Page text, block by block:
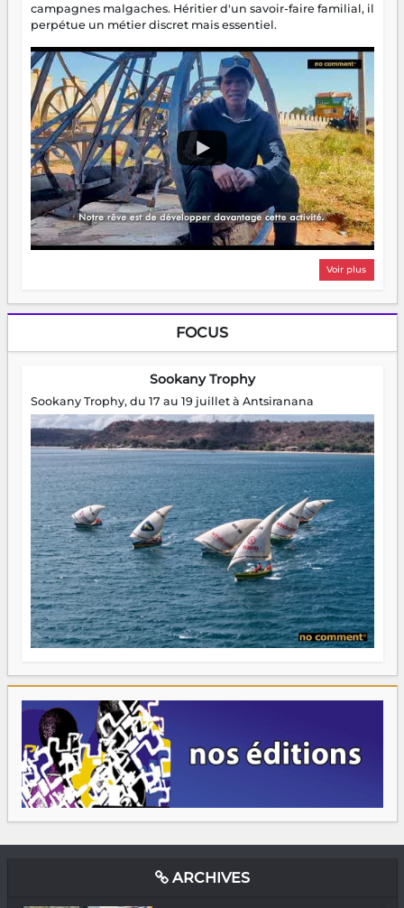
campagnes malgaches. Héritier d'un savoir-faire familial, il
perpétue un métier discret mais essentiel.
Voir plus
FOCUS
Sookany Trophy
Sookany Trophy, du 17 au 19 juillet à Antsiranana
ARCHIVES